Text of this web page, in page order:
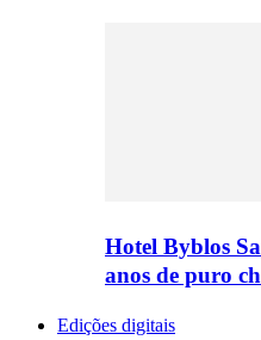
Hotel Byblos
anos de puro
Edições digitais